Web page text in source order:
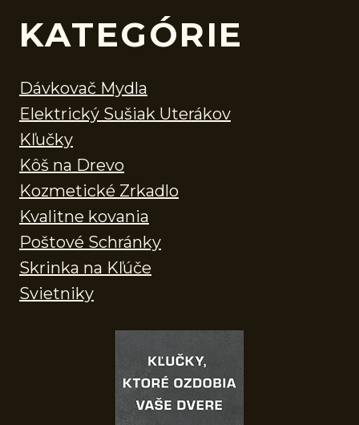
KATEGÓRIE
Dávkovač Mydla
Elektrický Sušiak Uterákov
Kľučky
Kôš na Drevo
Kozmetické Zrkadlo
Kvalitne kovania
Poštové Schránky
Skrinka na Kľúče
Svietniky